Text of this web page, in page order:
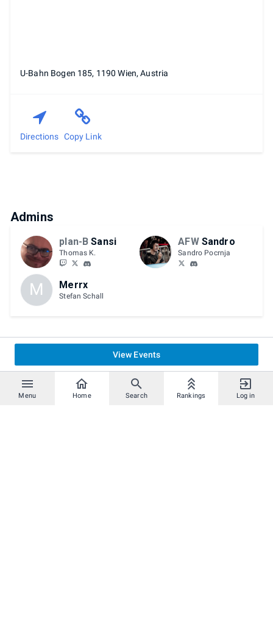
Menu Home Search Rankings Log in
U-Bahn Bogen 185, 1190 Wien, Austria
Directions Copy Link
Admins
plan-B Sansi
Thomas K.
AFW Sandro
Sandro Pocrnja
M Merrx
Stefan Schall
View Events